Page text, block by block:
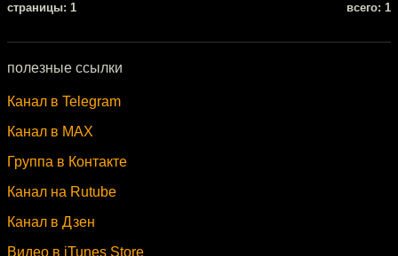
cтраницы: 1 всего: 1
полезные ссылки
Канал в Telegram
Канал в MAX
Группа в Контакте
Канал на Rutube
Канал в Дзен
Видео в iTunes Store